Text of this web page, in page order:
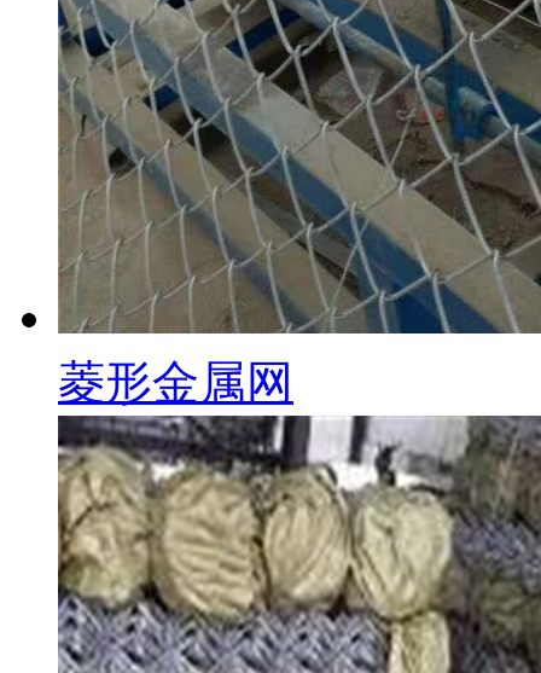
菱形金属网